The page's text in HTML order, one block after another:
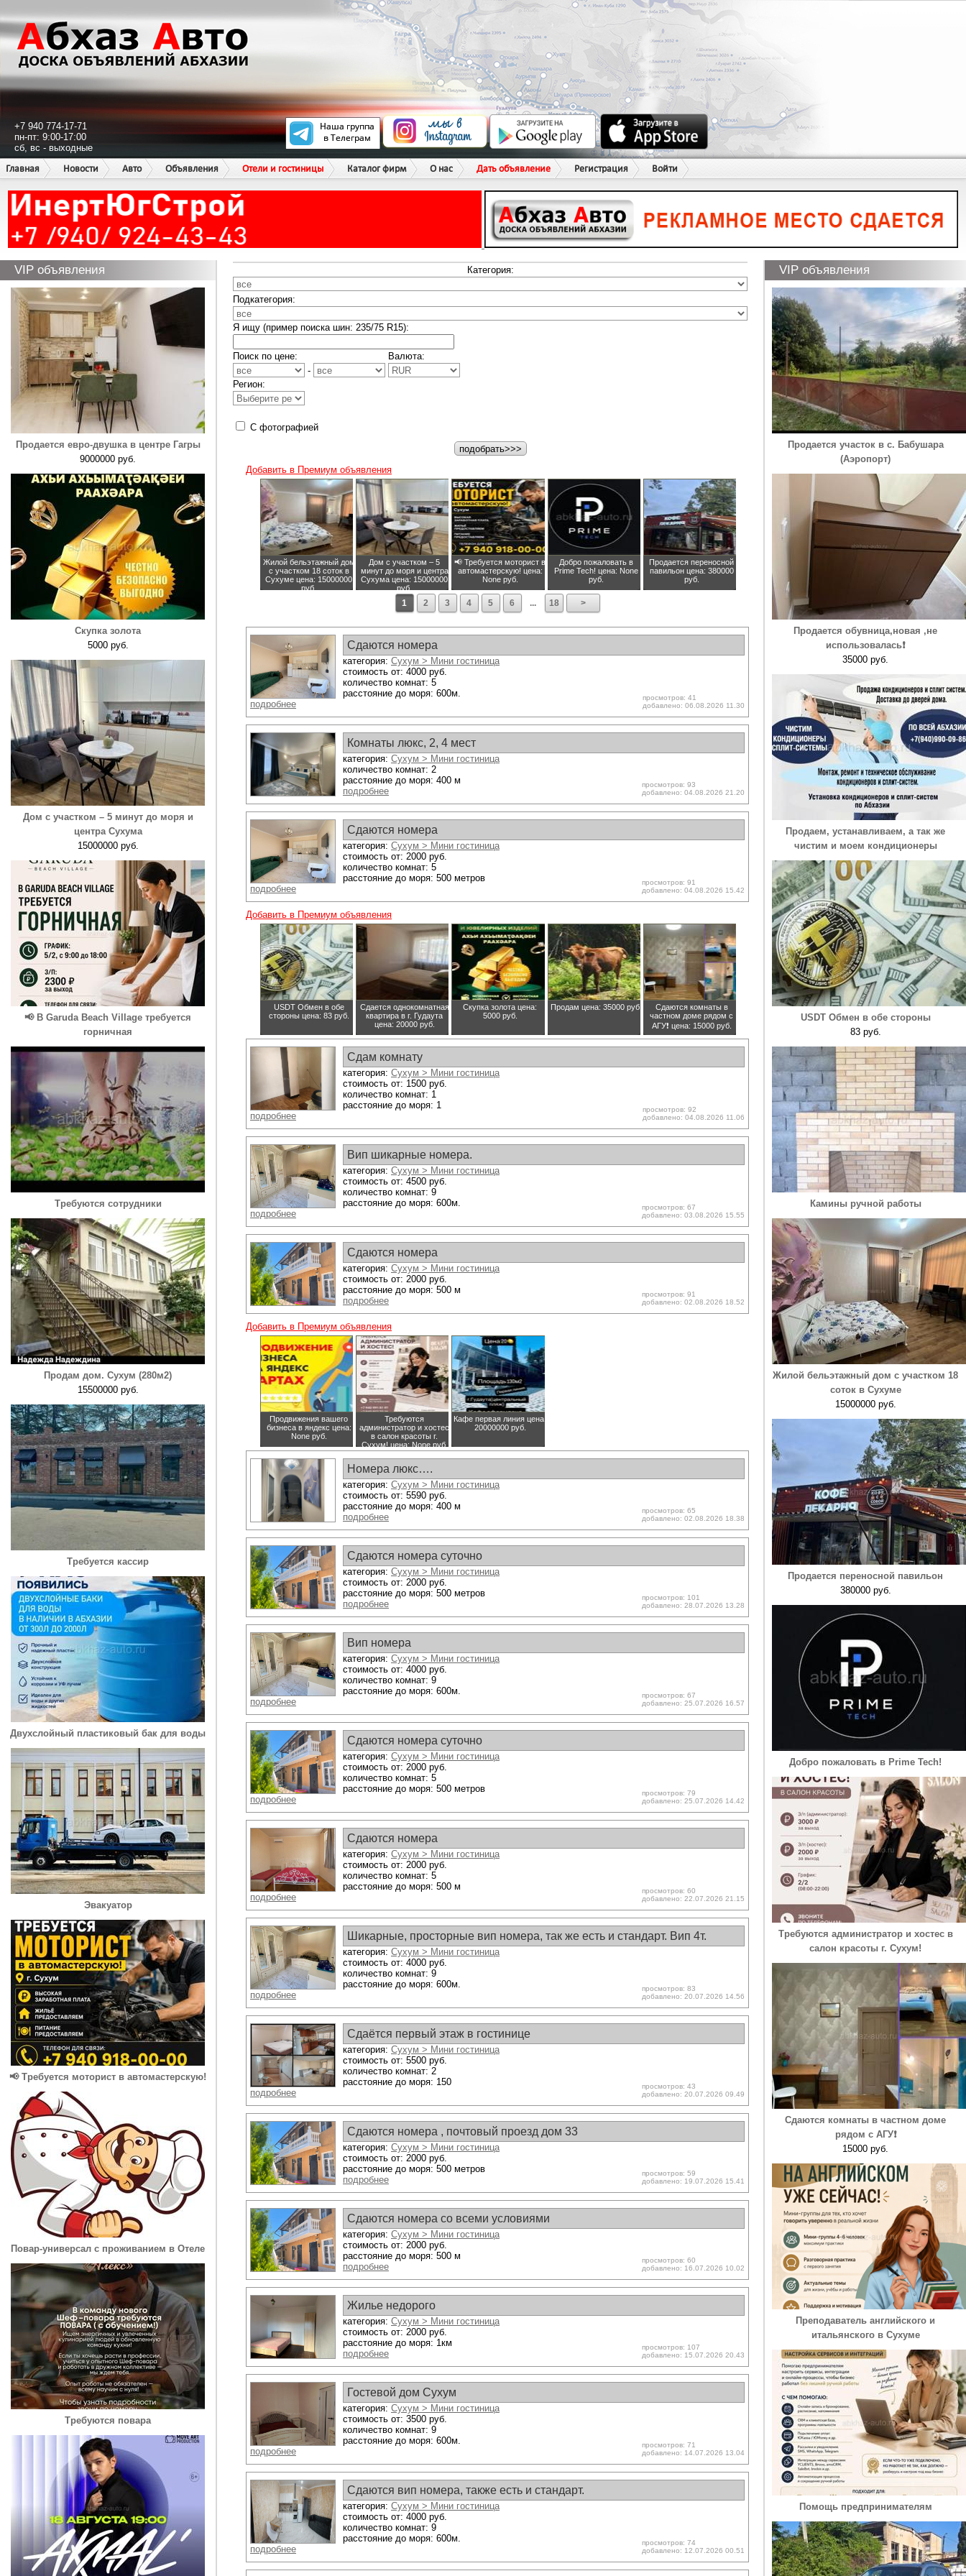
+7 940 774-17-71
пн-пт: 9:00-17:00
сб, вс - выходные
Главная
Новости Авто Объявления Отели и гостиницы Каталог фирм О нас Дать объявление Регистрация Войти
VIP объявления
Продается евро-двушка в центре Гагры
9000000 руб.
Скупка золота
5000 руб.
Дом с участком – 5 минут до моря и
центра Сухума
15000000 руб.
📢 В Garuda Beach Village требуется
горничная
Требуются сотрудники
Продам дом. Сухум (280м2)
15500000 руб.
Требуется кассир
Двухслойный пластиковый бак для воды
Эвакуатор
📢 Требуется моторист в автомастерскую!
Повар-универсал с проживанием в Отеле
Требуются повара
Категория:
Подкатегория:
Я ищу (пример поиска шин: 235/75 R15):
Поиск по цене:
-
Валюта:
Регион:
С фотографией
подобрать>>>
Добавить в Премиум объявления
Жилой бельэтажный дом
с участком 18 соток в
Сухуме цена: 15000000
руб.
Дом с участком – 5
минут до моря и центра
Сухума цена: 15000000
руб.
📢 Требуется моторист в
автомастерскую! цена:
None руб.
Добро пожаловать в
Prime Tech! цена: None
руб.
Продается переносной
павильон цена: 380000
руб.
1 2 3 4 5 6 ... 18 >
Сдаются номера
категория: Сухум > Мини гостиница
стоимость от: 4000 руб.
количество комнат: 5
расстояние до моря: 600м.
подробнее
просмотров: 41
добавлено: 06.08.2026 11.30
Комнаты люкс, 2, 4 мест
категория: Сухум > Мини гостиница
количество комнат: 2
расстояние до моря: 400 м
подробнее
просмотров: 93
добавлено: 04.08.2026 21.20
Сдаются номера
категория: Сухум > Мини гостиница
стоимость от: 2000 руб.
количество комнат: 5
расстояние до моря: 500 метров
подробнее
просмотров: 91
добавлено: 04.08.2026 15.42
Добавить в Премиум объявления
USDT Обмен в обе
стороны цена: 83 руб.
Сдается однокомнатная
квартира в г. Гудаута
цена: 20000 руб.
Скупка золотацена:
5000 руб.
Продам цена: 35000 руб.
Сдаются комнаты в
частном доме рядом с
АГУ❗️ цена: 15000 руб.
Сдам комнату
категория: Сухум > Мини гостиница
стоимость от: 1500 руб.
количество комнат: 1
расстояние до моря: 1
подробнее
просмотров: 92
добавлено: 04.08.2026 11.06
Вип шикарные номера.
категория: Сухум > Мини гостиница
стоимость от: 4500 руб.
количество комнат: 9
расстояние до моря: 600м.
подробнее
просмотров: 67
добавлено: 03.08.2026 15.55
Сдаются номера
категория: Сухум > Мини гостиница
стоимость от: 2000 руб.
расстояние до моря: 500 м
подробнее
просмотров: 91
добавлено: 02.08.2026 18.52
Добавить в Премиум объявления
Продвижения вашего
бизнеса в яндекс цена:
None руб.
Требуются
администратор и хостес
в салон красоты г.
Сухум! цена: None руб.
Кафе первая линия цена:
20000000 руб.
Номера люкс….
категория: Сухум > Мини гостиница
стоимость от: 5590 руб.
расстояние до моря: 400 м
подробнее
просмотров: 65
добавлено: 02.08.2026 18.38
Сдаются номера суточно
категория: Сухум > Мини гостиница
стоимость от: 2000 руб.
расстояние до моря: 500 метров
подробнее
просмотров: 101
добавлено: 28.07.2026 13.28
Вип номера
категория: Сухум > Мини гостиница
стоимость от: 4000 руб.
количество комнат: 9
расстояние до моря: 600м.
подробнее
просмотров: 67
добавлено: 25.07.2026 16.57
Сдаются номера суточно
категория: Сухум > Мини гостиница
стоимость от: 2000 руб.
количество комнат: 5
расстояние до моря: 500 метров
подробнее
просмотров: 79
добавлено: 25.07.2026 14.42
Сдаются номера
категория: Сухум > Мини гостиница
стоимость от: 2000 руб.
количество комнат: 5
расстояние до моря: 500 м
подробнее
просмотров: 60
добавлено: 22.07.2026 21.15
Шикарные, просторные вип номера, так же есть и стандарт. Вип 4т.
Стандарт 2т.
категория: Сухум > Мини гостиница
стоимость от: 4000 руб.
количество комнат: 9
расстояние до моря: 600м.
подробнее
просмотров: 83
добавлено: 20.07.2026 14.56
Сдаётся первый этаж в гостинице
категория: Сухум > Мини гостиница
стоимость от: 5500 руб.
количество комнат: 2
расстояние до моря: 150
подробнее
просмотров: 43
добавлено: 20.07.2026 09.49
Сдаются номера , почтовый проезд дом 33
категория: Сухум > Мини гостиница
стоимость от: 2000 руб.
расстояние до моря: 500 метров
подробнее
просмотров: 59
добавлено: 19.07.2026 15.41
Сдаются номера со всеми условиями
категория: Сухум > Мини гостиница
стоимость от: 2000 руб.
расстояние до моря: 500 м
подробнее
просмотров: 60
добавлено: 16.07.2026 10.02
Жилье недорого
категория: Сухум > Мини гостиница
стоимость от: 2000 руб.
расстояние до моря: 1км
подробнее
просмотров: 107
добавлено: 15.07.2026 20.43
Гостевой дом Сухум
категория: Сухум > Мини гостиница
стоимость от: 3500 руб.
количество комнат: 9
расстояние до моря: 600м.
подробнее
просмотров: 71
добавлено: 14.07.2026 13.04
Сдаются вип номера, также есть и стандарт.
категория: Сухум > Мини гостиница
стоимость от: 4000 руб.
количество комнат: 9
расстояние до моря: 600м.
подробнее
просмотров: 74
добавлено: 12.07.2026 00.51
VIP объявления
Продается участок в с. Бабушара
(Аэропорт)
Продается обувница,новая ,не
использовалась❗️
35000 руб.
Продаем, устанавливаем, а так же
чистим и моем кондиционеры
USDT Обмен в обе стороны
83 руб.
Камины ручной работы
Жилой бельэтажный дом с участком 18
соток в Сухуме
15000000 руб.
Продается переносной павильон
380000 руб.
Добро пожаловать в Prime Tech!
Требуются администратор и хостес в
салон красоты г. Сухум!
Сдаются комнаты в частном доме
рядом с АГУ❗️
15000 руб.
Преподаватель английского и
итальянского в Сухуме
Помощь предпринимателям